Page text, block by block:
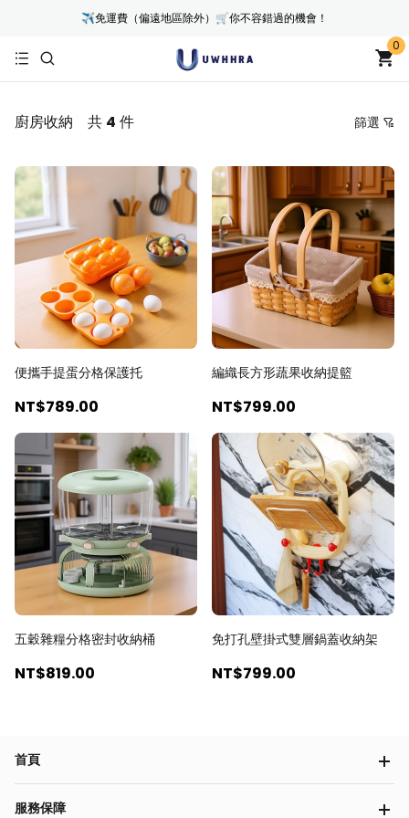
✈免運費（偏遠地區除外）🛒你不容錯過的機會！
0
廚房收納 共 4 件 篩選
價格
推薦排序
按價格由低到高
按價格由高到低
由新到舊
由舊到新
便攜手提蛋分格保護托
NT$789.00
編織長方形蔬果收納提籃
NT$799.00
五穀雜糧分格密封收納桶
NT$819.00
免打孔壁掛式雙層鍋蓋收納架
NT$799.00
首頁
服務保障